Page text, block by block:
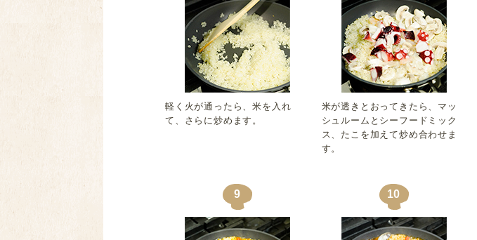
軽く火が通ったら、米を入れ
て、さらに炒めます。
米が透きとおってきたら、マッ
シュルームとシーフードミック
ス、たこを加えて炒め合わせま
す。
9 10